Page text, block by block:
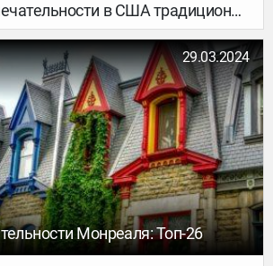
в США традиционно
соответствием специфики
города Америки. Масштаб и
наследия Чикаго, не
в плане: что посмотреть в
29.03.2024
Монреаля: Топ-26